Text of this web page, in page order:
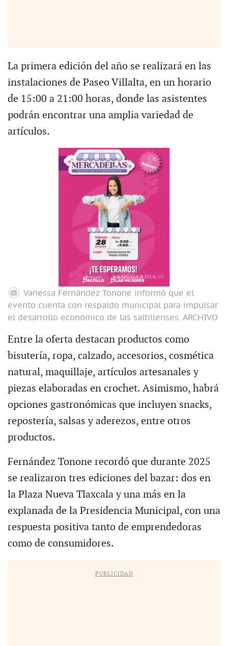
La primera edición del año se realizará en las
instalaciones de Paseo Villalta, en un horario
de 15:00 a 21:00 horas, donde las asistentes
podrán encontrar una amplia variedad de
artículos.
Vanessa Fernández Tonone informó que el
evento cuenta con respaldo municipal para impulsar
el desarrollo económico de las saltillenses. ARCHIVO
Entre la oferta destacan productos como
bisutería, ropa, calzado, accesorios, cosmética
natural, maquillaje, artículos artesanales y
piezas elaboradas en crochet. Asimismo, habrá
opciones gastronómicas que incluyen snacks,
repostería, salsas y aderezos, entre otros
productos.
Fernández Tonone recordó que durante 2025
se realizaron tres ediciones del bazar: dos en
la Plaza Nueva Tlaxcala y una más en la
explanada de la Presidencia Municipal, con una
respuesta positiva tanto de emprendedoras
como de consumidores.
PUBLICIDAD